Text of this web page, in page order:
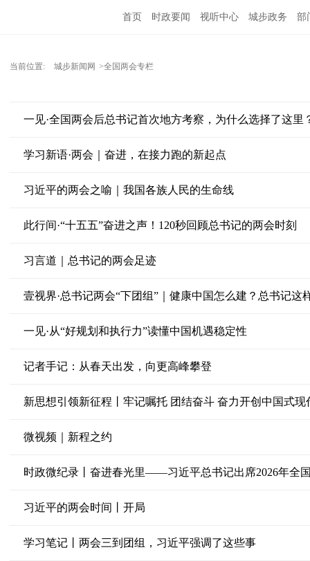
首页 时政要闻 视听中心 城步政务 部
当前位置: 城步新闻网 >全国两会专栏
一见·全国两会后总书记首次地方考察，为什么选择了这里
学习新语·两会｜奋进，在接力跑的新起点
习近平的两会之喻｜我国各族人民的生命线
此行间·“十五五”奋进之声！120秒回顾总书记的两会时刻
习言道｜总书记的两会足迹
壹视界·总书记两会“下团组”｜健康中国怎么建？总书记这
一见·从“好规划和执行力”读懂中国机遇稳定性
记者手记：从春天出发，向更高峰攀登
新思想引领新征程丨牢记嘱托 团结奋斗 奋力开创中国式现
微视频｜新程之约
时政微纪录丨奋进春光里——习近平总书记出席2026年全
习近平的两会时间丨开局
学习笔记丨两会三到团组，习近平强调了这些事